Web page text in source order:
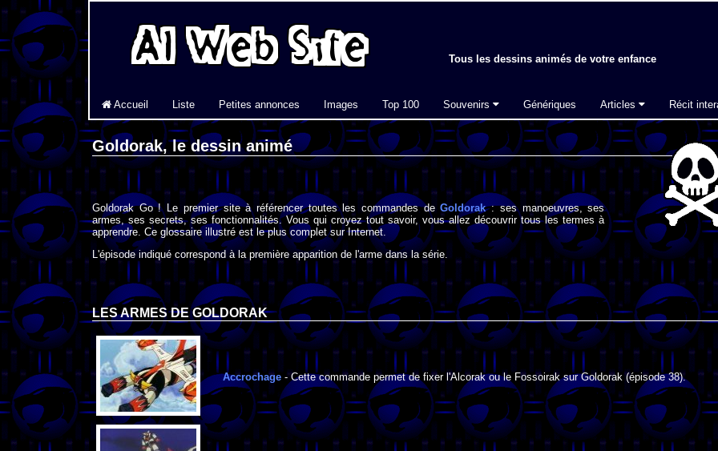
Tous les dessins animés de votre enfance
Accueil Liste Petites annonces Images Top 100 Souvenirs Génériques Articles Récit
Goldorak, le dessin animé
Goldorak Go ! Le premier site à référencer toutes les commandes deGoldorak: ses manoeuvres, ses
armes, ses secrets, ses fonctionnalités. Vous qui croyez tout savoir, vous allez découvrir tous les termes à
apprendre. Ce glossaire illustré est le plus complet sur Internet.
L'épisode indiqué correspond à la première apparition de l'arme dans la série.
LES ARMES DE GOLDORAK
Accrochage - Cette commande permet de fixer l'Alcorak ou le Fossoirak sur Goldorak (épisode 38).